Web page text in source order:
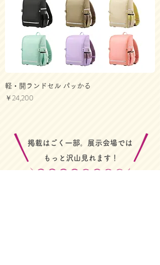
軽・開ランドセル パッかる
価格
￥24,200
​掲載はごく一部。展示会場では
​もっと沢山見れます！